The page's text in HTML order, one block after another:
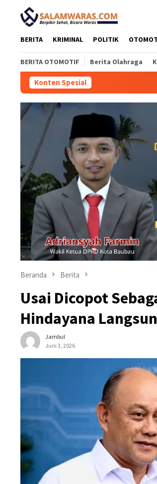
BERITA KRIMINAL POLITIK
BERITA OTOMOTIF Berita Olahraga
Konten Spesial
Beranda Berita
Usai Dicopot
Hindayana
Jambul
Juni 3, 2026